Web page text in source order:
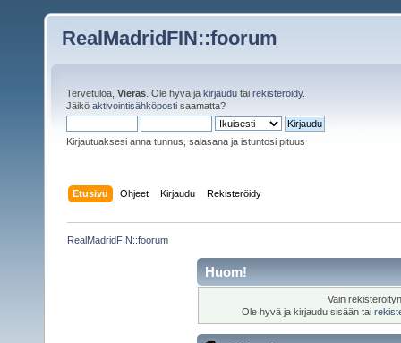
RealMadridFIN::foorum
Tervetuloa, Vieras . Ole hyvä ja kirjaudu tai rekisteröidy.
Jäikö aktivointisähköposti saamatta?
Kirjautuaksesi anna tunnus, salasana ja istuntosi pituus
Etusivu Ohjeet Kirjaudu Rekisteröidy
RealMadridFIN::foorum
Huom!
Vain
Ole hyvä ja kirjaudu sisään tai